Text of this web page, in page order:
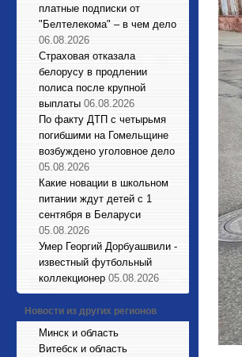
платные подписки от
"Белтелекома" – в чем дело
06.08.2026
Страховая отказала
белорусу в продлении
полиса после крупной
выплаты 06.08.2026
По факту ДТП с четырьмя
погибшими на Гомельщине
возбуждено уголовное дело
05.08.2026
Какие новации в школьном
питании ждут детей с 1
сентября в Беларуси
05.08.2026
Умер Георгий Дорбуашвили -
известный футбольный
коллекционер 05.08.2026
Новости из других регионов
Минск и область
Витебск и область